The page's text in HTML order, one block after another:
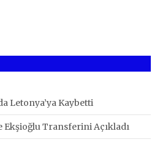
Letonya’ya Kaybetti
Ekşioğlu Transferini Açıkladı